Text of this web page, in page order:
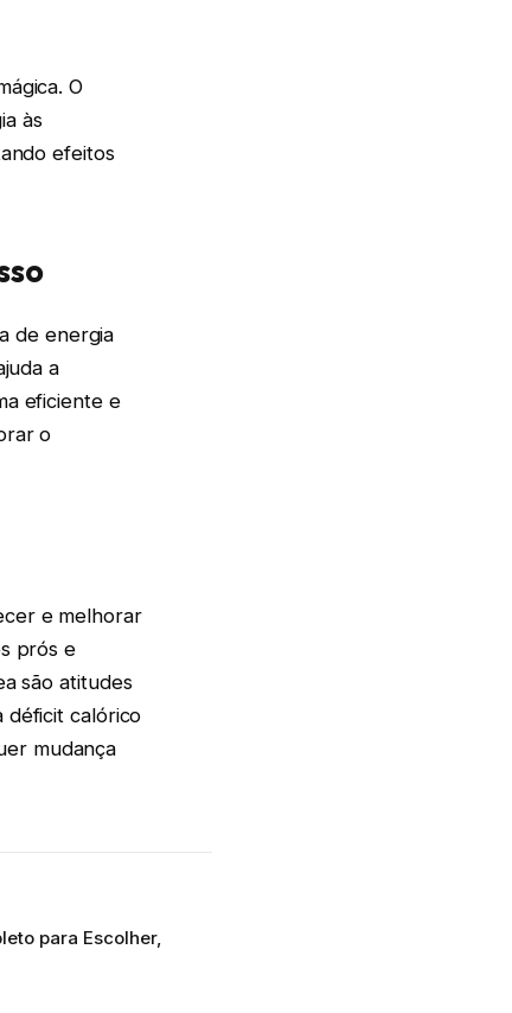
O
às
efeitos
de energia
a
eficiente e
o
e melhorar
prós e
são atitudes
déficit calórico
mudança
para Escolher,